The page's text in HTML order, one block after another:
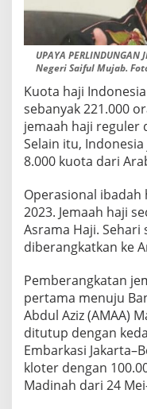
UPAYA
Negeri Saiful Mujab.
Kuota haji
sebanyak 221.000
jemaah haji reguler
Selain itu,
8.000 kuota dari
Operasional ibadah
2023. Jemaah haji
Asrama Haji.
diberangkatkan ke
Pemberangkatan
pertama menuju
Abdul Aziz (AMAA)
ditutup dengan
Embarkasi
kloter dengan
Madinah dari 24